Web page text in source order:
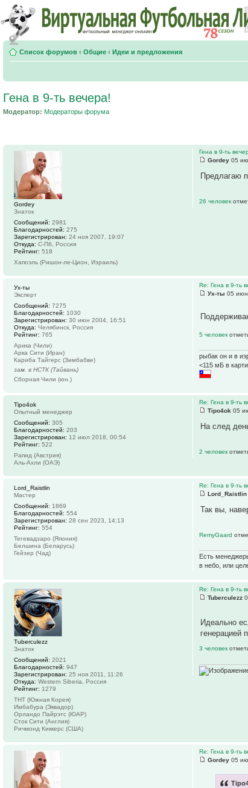
Список форумов ‹ Общие ‹ Идеи и предложения
Гена в 9-ть вечера!
Модератор: Модераторы форума
Гена в 9-ть
Gordey 05
Предлагаю
26 человек
Gordey
Знаток
Сообщений: 2981
Благодарностей: 275
Зарегистрирован: 24 ноя 2007, 19:07
Откуда: С-Пб, Россия
Рейтинг: 518
Хапоэль (Ришон-ле-Цион, Израиль)
Re: Гена в 9-ть
Ух-ты 05
5 человек
рыбак он и в
<115 мБ в
Ух-ты
Эксперт
Сообщений: 7275
Благодарностей: 1030
Зарегистрирован: 30 июн 2004, 16:51
Откуда: Челябинск, Россия
Рейтинг: 765
Арика (Чили)
Арка Сити (Иран)
Кариба Тайгерс (Зимбабве)
зам. в НСТК (Тайвань)
Сборная Чили (юн.)
Re: Гена в 9-ть
Tipo4ok 05
На след
2 человек
Tipo4ok
Опытный менеджер
Сообщений: 305
Благодарностей: 203
Зарегистрирован: 12 июл 2018, 00:54
Рейтинг: 522
Рапид (Австрия)
Аль-Ахли (ОАЭ)
Re: Гена в 9-ть
Lord_Raistlin
Так вы,
RemyGaard
Есть
в небо, или
Lord_Raistlin
Мастер
Сообщений: 1869
Благодарностей: 554
Зарегистрирован: 28 сен 2023, 14:13
Рейтинг: 554
Тегевадзаро (Япония)
Белшина (Беларусь)
Гейзер (Чад)
Re: Гена в 9-ть
Tuberculezz
Идеально
генерацией
3 человек
Tuberculezz
Знаток
Сообщений: 2021
Благодарностей: 947
Зарегистрирован: 25 ноя 2011, 11:26
Откуда: Western Siberia, Россия
Рейтинг: 1279
ТНТ (Южная Корея)
Имбабура (Эквадор)
Орландо Пайрэтс (ЮАР)
Сток Сити (Англия)
Ричмонд Киккерс (США)
Re: Гена в 9-ть
Gordey 05